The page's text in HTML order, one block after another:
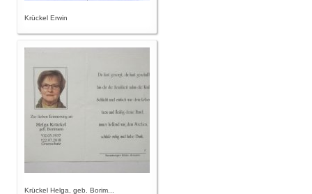
Krückel Erwin
Krückel Helga, geb. Borim...